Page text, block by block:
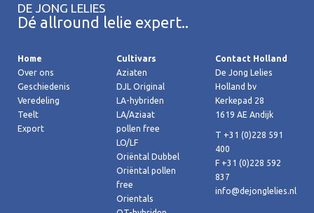
DE JONG LELIES
Dé allround lelie expert..
Home
Over ons
Geschiedenis
Veredeling
Teelt
Export
Cultivars
Aziaten
DJL Original
LA-hybriden
LA/Aziaat
pollen free
LO/LF
Oriëntal Dubbel
Oriëntal pollen
free
Orientals
Contact Holland
De Jong Lelies
Holland bv
Kerkepad 28
1619 AE Andijk
T +31 (0)228 591
400
F +31 (0)228 592
837
info@dejonglelies.nl